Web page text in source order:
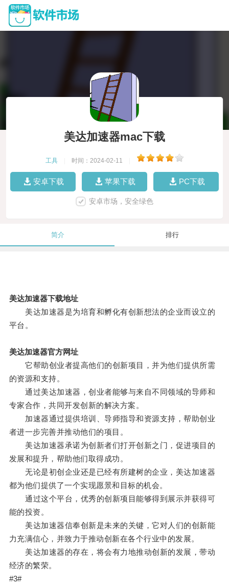
美达加速器mac下载
工具 时间：2024-02-11
安卓下载 苹果下载 PC下载
安卓市场，安全绿色
简介 排行
美达加速器下载地址
美达加速器是为培育和孵化有创新想法的企业而设立的
平台。
美达加速器官方网址
它帮助创业者提高他们的创新项目，并为他们提供所需
的资源和支持。
通过美达加速器，创业者能够与来自不同领域的导师和
专家合作，共同开发创新的解决方案。
加速器通过提供培训、导师指导和资源支持，帮助创业
者进一步完善并推动他们的项目。
美达加速器承诺为创新者们打开创新之门，促进项目的
发展和提升，帮助他们取得成功。
无论是初创企业还是已经有所建树的企业，美达加速器
都为他们提供了一个实现愿景和目标的机会。
通过这个平台，优秀的创新项目能够得到展示并获得可
能的投资。
美达加速器信奉创新是未来的关键，它对人们的创新能
力充满信心，并致力于推动创新在各个行业中的发展。
美达加速器的存在，将会有力地推动创新的发展，带动
经济的繁荣。
#3#